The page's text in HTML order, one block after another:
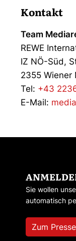
Kontakt
Team
REWE
IZ NÖ-Süd,
2355 Wiener
Tel: +43
E-Mail:
Sie wollen
automatisch
Zum